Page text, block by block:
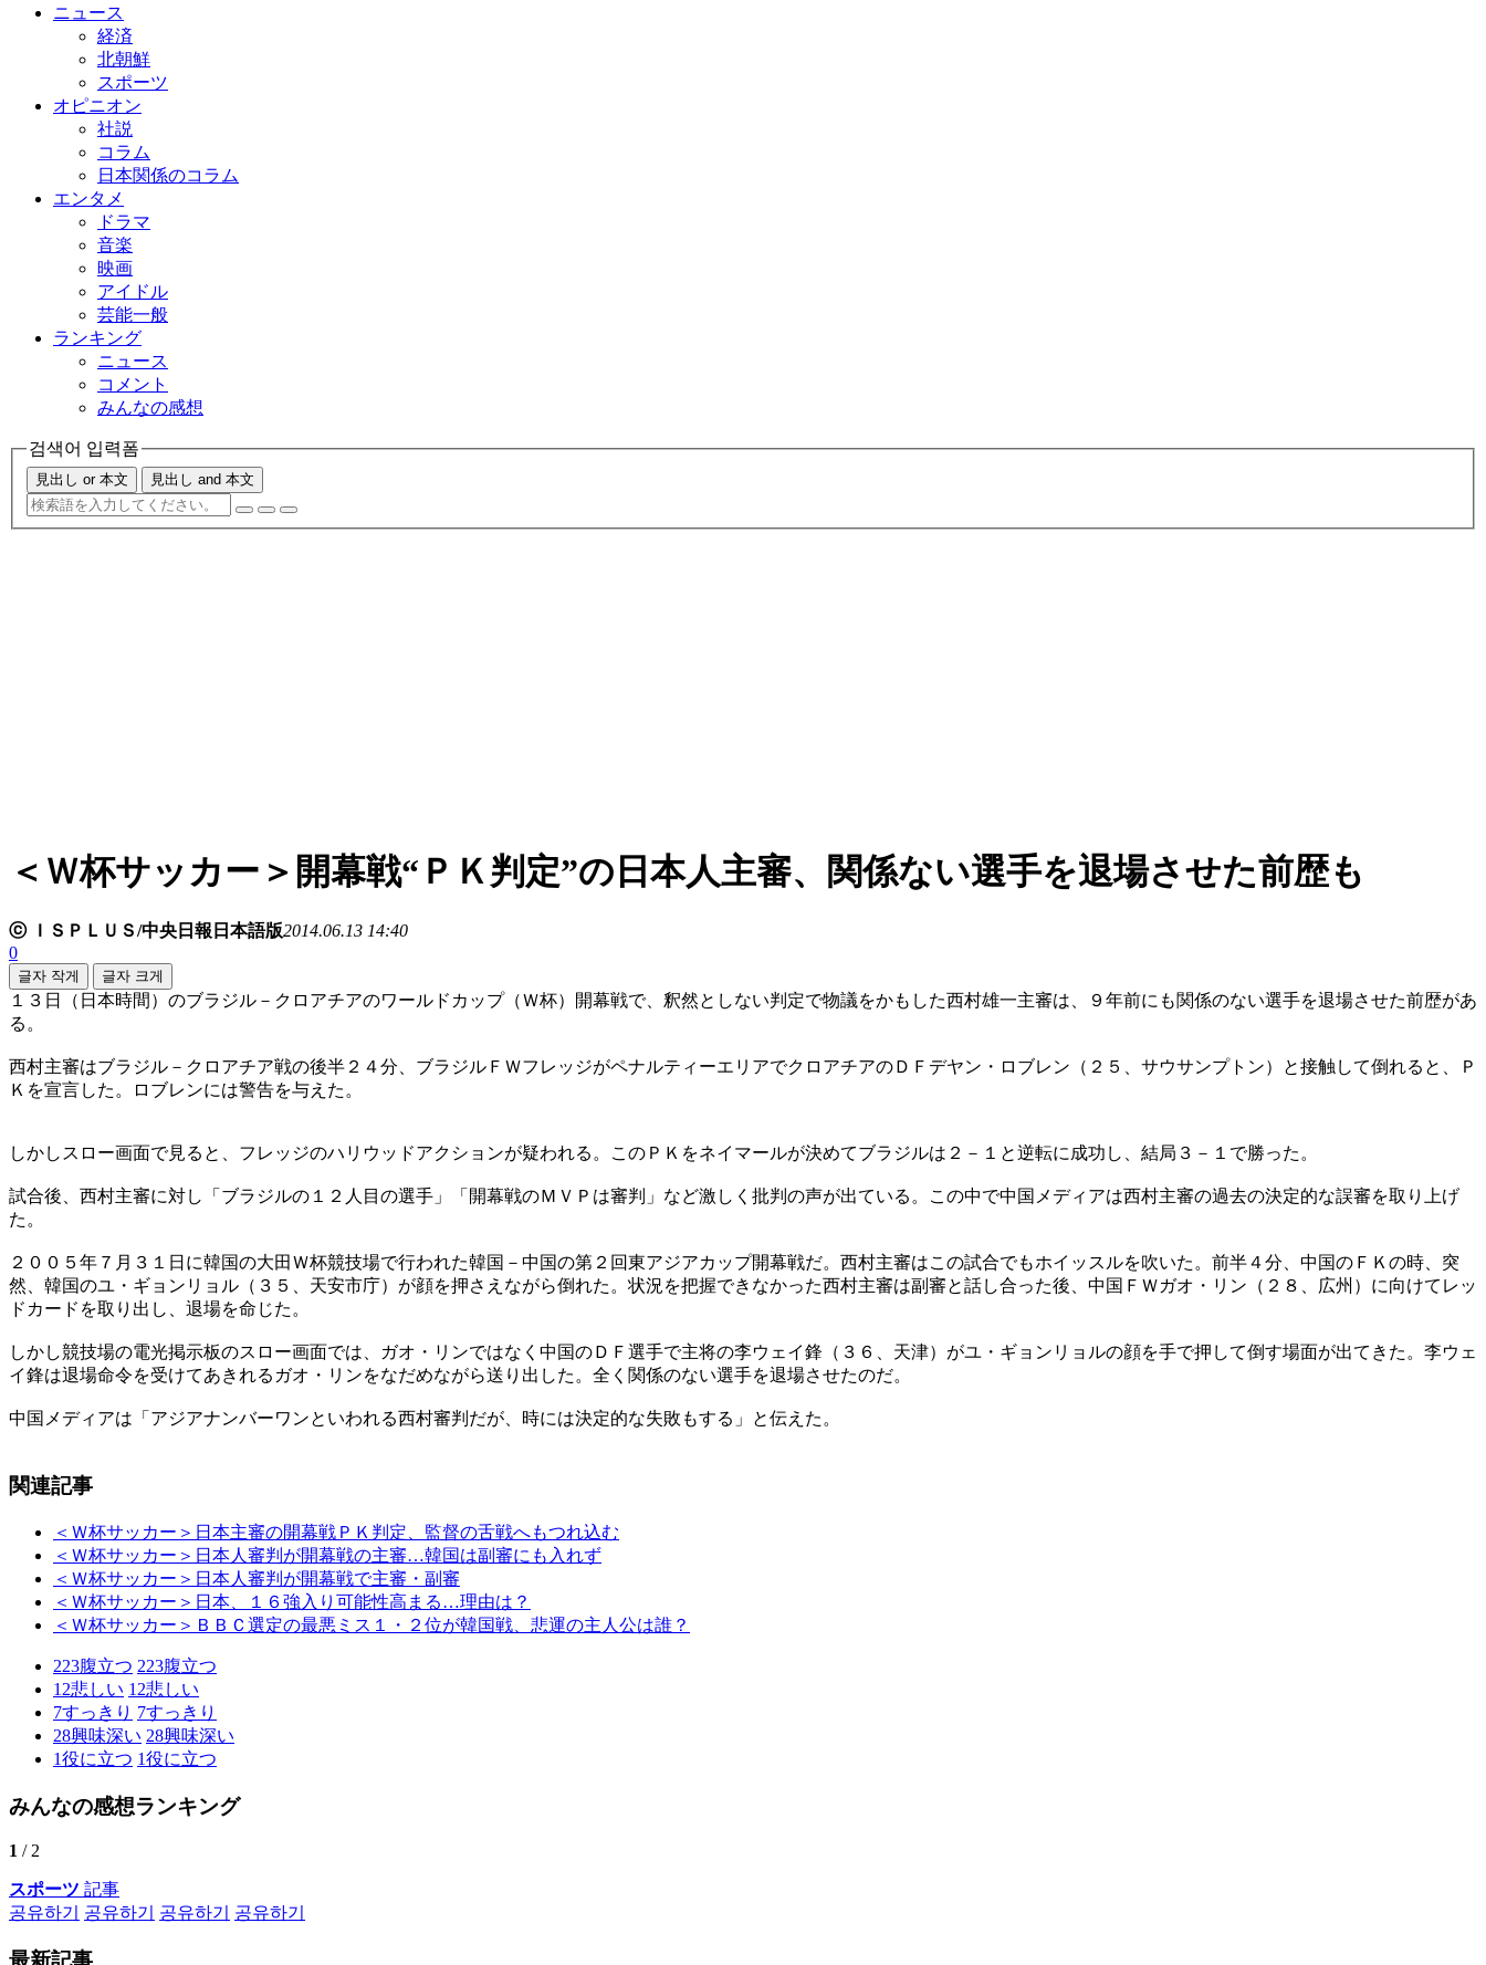
ニュース
経済
北朝鮮
スポーツ
オピニオン
社説
コラム
日本関係のコラム
エンタメ
ドラマ
音楽
映画
アイドル
芸能一般
ランキング
ニュース
コメント
みんなの感想
검색어 입력폼
見出し or 本文 見出し and 本文
＜Ｗ杯サッカー＞開幕戦“ＰＫ判定”の日本人主審、関係ない選手を退場させた前歴も
ⓒ ＩＳＰＬＵＳ/中央日報日本語版2014.06.13 14:40
0
글자 작게 글자 크게
１３日（日本時間）のブラジル－クロアチアのワールドカップ（Ｗ杯）開幕戦で、釈然としない判定で物議をかもした西村雄一主審は、９年前にも関係のない選手を退場させた前歴があ
る。
西村主審はブラジル－クロアチア戦の後半２４分、ブラジルＦＷフレッジがペナルティーエリアでクロアチアのＤＦデヤン・ロブレン（２５、サウサンプトン）と接触して倒れると、Ｐ
Ｋを宣言した。ロブレンには警告を与えた。
しかしスロー画面で見ると、フレッジのハリウッドアクションが疑われる。このＰＫをネイマールが決めてブラジルは２－１と逆転に成功し、結局３－１で勝った。
試合後、西村主審に対し「ブラジルの１２人目の選手」「開幕戦のＭＶＰは審判」など激しく批判の声が出ている。この中で中国メディアは西村主審の過去の決定的な誤審を取り上げ
た。
２００５年７月３１日に韓国の大田Ｗ杯競技場で行われた韓国－中国の第２回東アジアカップ開幕戦だ。西村主審はこの試合でもホイッスルを吹いた。前半４分、中国のＦＫの時、突
然、韓国のユ・ギョンリョル（３５、天安市庁）が顔を押さえながら倒れた。状況を把握できなかった西村主審は副審と話し合った後、中国ＦＷガオ・リン（２８、広州）に向けてレッ
ドカードを取り出し、退場を命じた。
しかし競技場の電光掲示板のスロー画面では、ガオ・リンではなく中国のＤＦ選手で主将の李ウェイ鋒（３６、天津）がユ・ギョンリョルの顔を手で押して倒す場面が出てきた。李ウェ
イ鋒は退場命令を受けてあきれるガオ・リンをなだめながら送り出した。全く関係のない選手を退場させたのだ。
中国メディアは「アジアナンバーワンといわれる西村審判だが、時には決定的な失敗もする」と伝えた。
関連記事
＜Ｗ杯サッカー＞日本主審の開幕戦ＰＫ判定、監督の舌戦へもつれ込む
＜Ｗ杯サッカー＞日本人審判が開幕戦の主審…韓国は副審にも入れず
＜Ｗ杯サッカー＞日本人審判が開幕戦で主審・副審
＜Ｗ杯サッカー＞日本、１６強入り可能性高まる…理由は？
＜Ｗ杯サッカー＞ＢＢＣ選定の最悪ミス１・２位が韓国戦、悲運の主人公は誰？
223腹立つ 223腹立つ
12悲しい 12悲しい
7すっきり 7すっきり
28興味深い 28興味深い
1役に立つ 1役に立つ
みんなの感想ランキング
1 / 2
スポーツ 記事
공유하기
공유하기 공유하기 공유하기
最新記事